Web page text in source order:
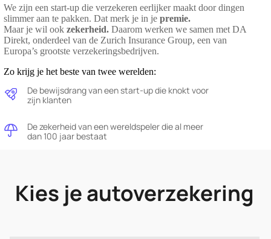
We zijn een start-up die verzekeren eerlijker maakt door dingen
slimmer aan te pakken. Dat merk je in je premie.
Maar je wil ook zekerheid. Daarom werken we samen met DA
Direkt, onderdeel van de Zurich Insurance Group, een van
Europa’s grootste verzekeringsbedrijven.
Zo krijg je het beste van twee werelden:
Image De bewijsdrang van een start-up die knokt voor
zijn klanten
Image De zekerheid van een wereldspeler die al meer
dan 100 jaar bestaat
Kies je autoverzekering